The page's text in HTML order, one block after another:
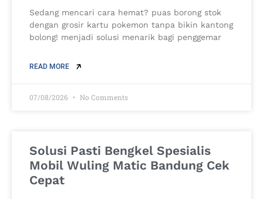
Sedang mencari cara hemat? puas borong stok
dengan grosir kartu pokemon tanpa bikin kantong
bolong! menjadi solusi menarik bagi penggemar
READ MORE
07/08/2026 No Comments
Solusi Pasti Bengkel Spesialis
Mobil Wuling Matic Bandung Cek
Cepat